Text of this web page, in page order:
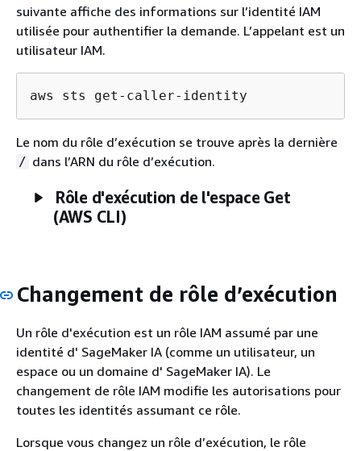
suivante affiche des informations sur l’identité IAM
utilisée pour authentifier la demande. L’appelant est un
utilisateur IAM.
aws sts get-caller-identity
Le nom du rôle d’exécution se trouve après la dernière
/ dans l’ARN du rôle d’exécution.
Rôle d'exécution de l'espace Get
(AWS CLI)
Changement de rôle d’exécution
Un rôle d'exécution est un rôle IAM assumé par une
identité d' SageMaker IA (comme un utilisateur, un
espace ou un domaine d' SageMaker IA). Le
changement de rôle IAM modifie les autorisations pour
toutes les identités assumant ce rôle.
Lorsque vous changez un rôle d’exécution, le rôle